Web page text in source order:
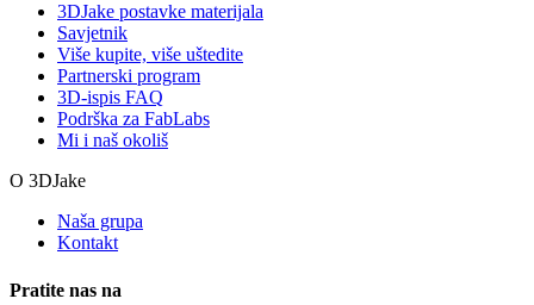
3DJake postavke materijala
Savjetnik
Više kupite, više uštedite
Partnerski program
3D-ispis FAQ
Podrška za FabLabs
Mi i naš okoliš
O 3DJake
Naša grupa
Kontakt
Pratite nas na